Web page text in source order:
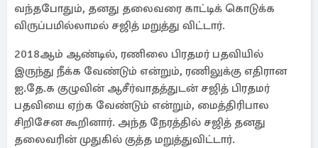
வந்தபோதும், தனது தலைவரை காட்டிக் கொடுக்க
விருப்பமில்லாமல் சஜித் மறுத்து விட்டார்.
2018ஆம் ஆண்டில், ரணிலை பிரதமர் பதவியில்
இருந்து நீக்க வேண்டும் என்றும், ரணிலுக்கு எதிரான
ஐ.தே.க குழுவின் ஆசீர்வாதத்துடன் சஜித் பிரதமர்
பதவியை ஏற்க வேண்டும் என்றும், மைத்திரிபால
சிறிசேன கூறினார். அந்த நேரத்தில் சஜித் தனது
தலைவரின் முதுகில் குத்த மறுத்துவிட்டார்.